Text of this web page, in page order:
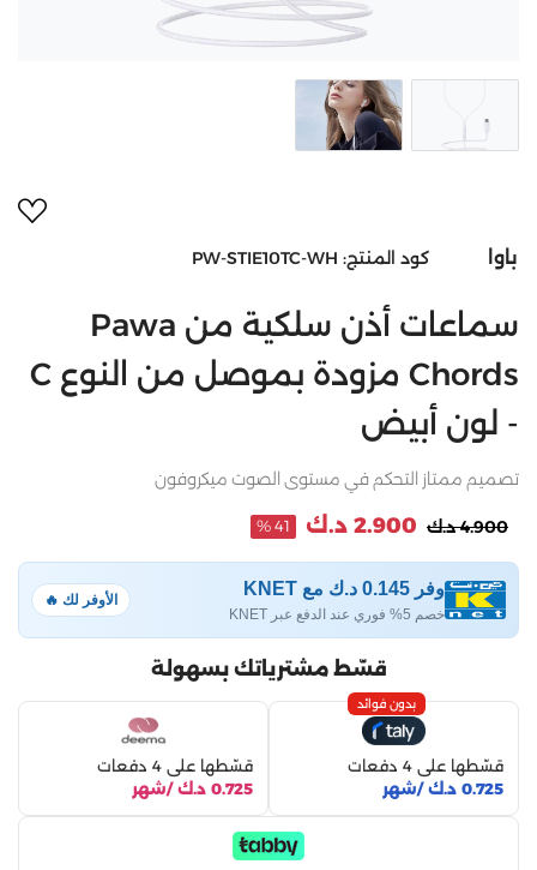
باوا كود المنتج: PW-STIE10TC-WH
سماعات أذن سلكية من Pawa
Chords مزودة بموصل من النوع C
- لون أبيض
تصميم ممتاز التحكم في مستوى الصوت ميكروفون
4.900 د.ك 2.900 د.ك 41 %
وفر 0.145 د.ك مع KNET
خصم 5% فوري عند الدفع عبر KNET
الأوفر لك 🔥
قسّط مشترياتك بسهولة
بدون فوائد
قسّطها على 4 دفعات
0.725 د.ك /شهر
قسّطها على 4 دفعات
0.725 د.ك /شهر